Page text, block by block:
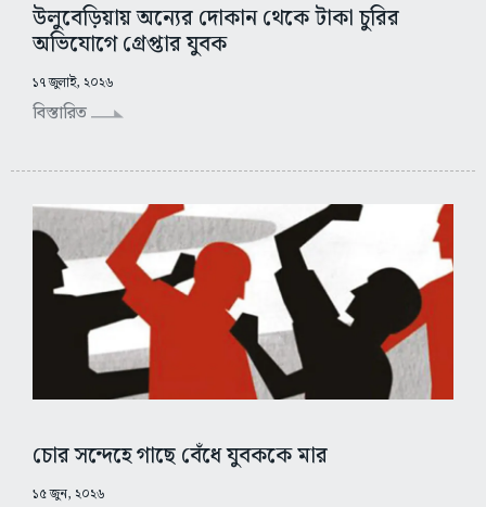
উলুবেড়িয়ায় অন্যের দোকান থেকে টাকা চুরির
অভিযোগে গ্রেপ্তার যুবক
১৭ জুলাই, ২০২৬
বিস্তারিত
চোর সন্দেহে গাছে বেঁধে যুবককে মার
১৫ জুন, ২০২৬